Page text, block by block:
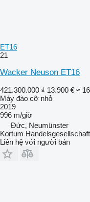
ET16
21
Wacker Neuson ET16
421.300.000 ₫ 13.900 € ≈
Máy đào cỡ nhỏ
2019
996 m/giờ
Đức, Neumünster
Kortum
Liên hệ với người bán